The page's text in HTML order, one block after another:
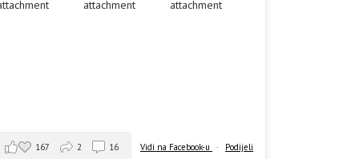
Vidi na Facebook-u · Podijeli
167 2 16